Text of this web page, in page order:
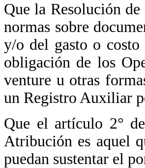
Que la Resolución
normas sobre
y/o del gasto o
obligación de los
venture u otras
un Registro Auxiliar
Que el artículo 2°
Atribución es aquel
puedan sustentar el